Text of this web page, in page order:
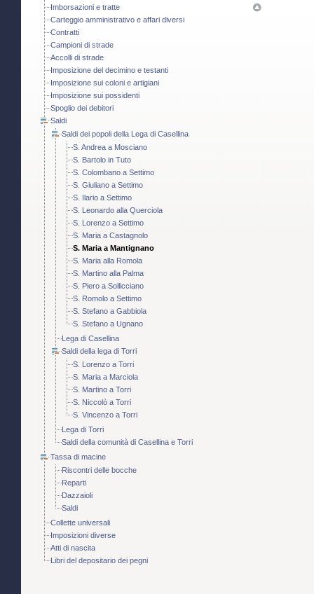
Imborsazioni e tratte
Carteggio amministrativo e affari diversi
Contratti
Campioni di strade
Accolli di strade
Imposizione del decimino e testanti
Imposizione sui coloni e artigiani
Imposizione sui possidenti
Spoglio dei debitori
Saldi
Saldi dei popoli della Lega di Casellina
S. Andrea a Mosciano
S. Bartolo in Tuto
S. Colombano a Settimo
S. Giuliano a Settimo
S. Ilario a Settimo
S. Leonardo alla Querciola
S. Lorenzo a Settimo
S. Maria a Castagnolo
S. Maria a Mantignano
S. Maria alla Romola
S. Martino alla Palma
S. Piero a Sollicciano
S. Romolo a Settimo
S. Stefano a Gabbiola
S. Stefano a Ugnano
Lega di Casellina
Saldi della lega di Torri
S. Lorenzo a Torri
S. Maria a Marciola
S. Martino a Torri
S. Niccolò a Torri
S. Vincenzo a Torri
Lega di Torri
Saldi della comunità di Casellina e Torri
Tassa di macine
Riscontri delle bocche
Reparti
Dazzaioli
Saldi
Collette universali
Imposizioni diverse
Atti di nascita
Libri del depositario dei pegni